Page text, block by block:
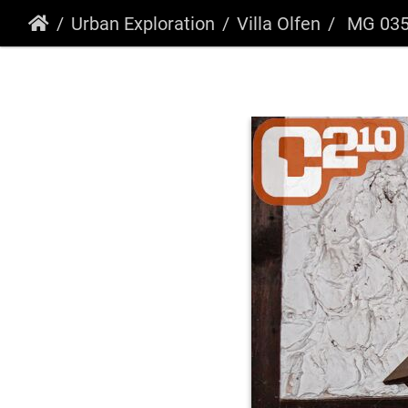
Urban Exploration Villa Olfen MG